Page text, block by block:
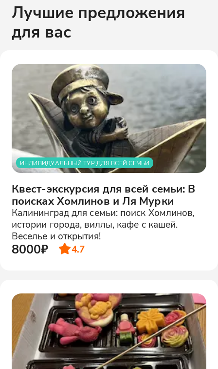
Лучшие предложения
для вас
ИНДИВИДУАЛЬНЫЙ ТУР ДЛЯ ВСЕЙ СЕМЬИ
Квест-экскурсия для всей семьи: В
поисках Хомлинов и Ля Мурки
Калининград для семьи: поиск Хомлинов,
истории города, виллы, кафе с кашей.
Веселье и открытия!
8000₽ 4.7